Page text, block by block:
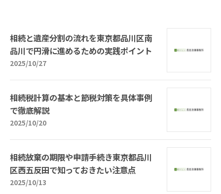
相続と遺産分割の流れを東京都品川区南
品川で円滑に進めるための実践ポイント
2025/10/27
相続税計算の基本と節税対策を具体事例
で徹底解説
2025/10/20
相続放棄の期限や申請手続き東京都品川
区西五反田で知っておきたい注意点
2025/10/13